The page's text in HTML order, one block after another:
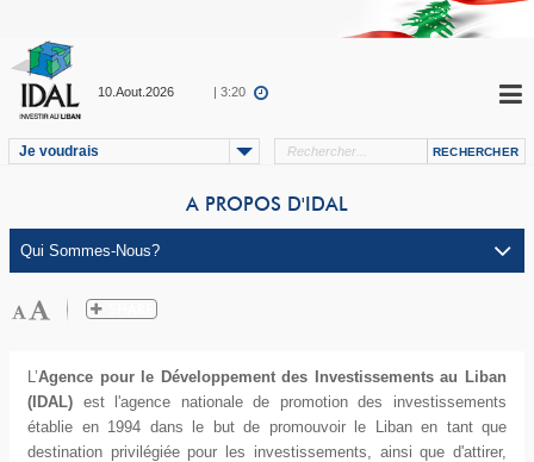
10.Aout.2026 | 3:20
Je voudrais
A PROPOS D'IDAL
L’Agence pour le Développement des Investissements au Liban
(IDAL) est l'agence nationale de promotion des investissements
établie en 1994 dans le but de promouvoir le Liban en tant que
destination privilégiée pour les investissements, ainsi que d'attirer,